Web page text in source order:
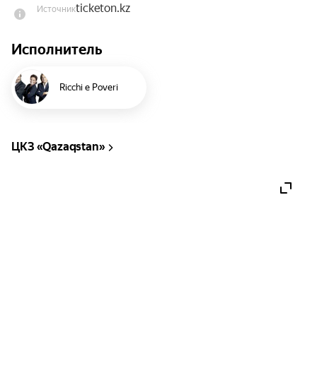
Danser — эти хиты звучали в каждом доме, и
вечера. Билеты уже в продаже!
Источникticketon.kz
Исполнитель
Ricchi e Poveri
ЦКЗ «Qazaqstan»